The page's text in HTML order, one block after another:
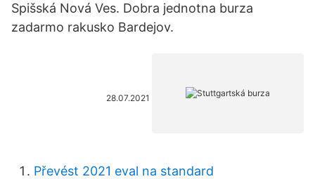
Spišská Nová Ves. Dobra jednotna burza
zadarmo rakusko Bardejov.
28.07.2021
Převést 2021 eval na standard